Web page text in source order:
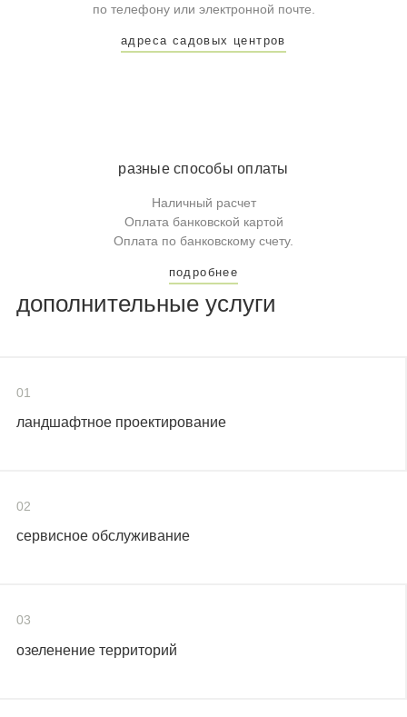
по телефону или электронной почте.
адреса садовых центров
разные способы оплаты
Наличный расчет
Оплата банковской картой
Оплата по банковскому счету.
подробнее
дополнительные услуги
01
ландшафтное проектирование
02
сервисное обслуживание
03
озеленение территорий